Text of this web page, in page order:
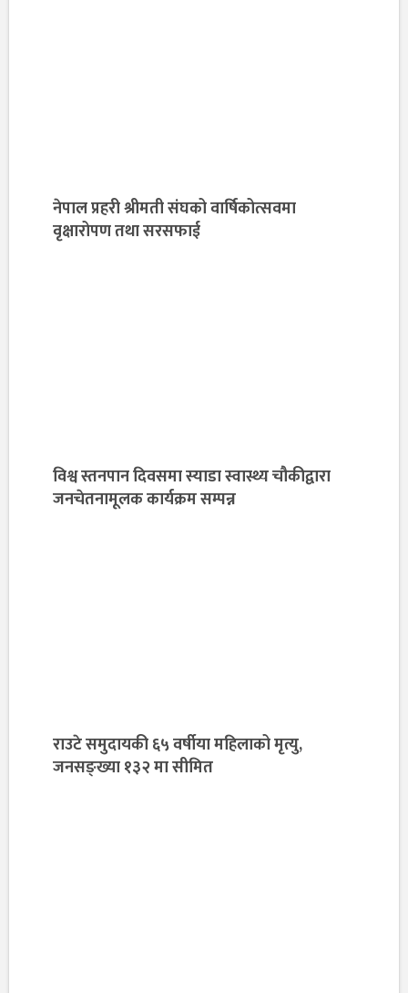
नेपाल प्रहरी श्रीमती संघको वार्षिकोत्सवमा
वृक्षारोपण तथा सरसफाई
विश्व स्तनपान दिवसमा स्याडा स्वास्थ्य चौकीद्वारा
जनचेतनामूलक कार्यक्रम सम्पन्न
राउटे समुदायकी ६५ वर्षीया महिलाको मृत्यु,
जनसङ्ख्या १३२ मा सीमित